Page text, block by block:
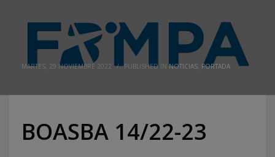
MARTES, 29 NOVIEMBRE 2022 / PUBLISHED IN NOTICIAS PORTADA
BOASBA 14/22-23